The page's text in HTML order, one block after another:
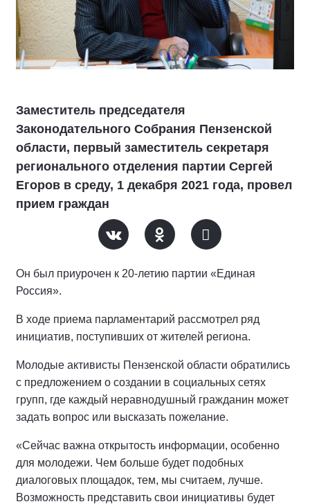
Заместитель председателя
Законодательного Собрания Пензенской
области, первый заместитель секретаря
регионального отделения партии Сергей
Егоров в среду, 1 декабря 2021 года, провел
прием граждан
Он был приурочен к 20-летию партии «Единая
Россия».
В ходе приема парламентарий рассмотрел ряд
инициатив, поступивших от жителей региона.
Молодые активисты Пензенской области обратились
с предложением о создании в социальных сетях
групп, где каждый неравнодушный гражданин может
задать вопрос или высказать пожелание.
«Сейчас важна открытость информации, особенно
для молодежи. Чем больше будет подобных
диалоговых площадок, тем, мы считаем, лучше.
Возможность представить свои инициативы будет